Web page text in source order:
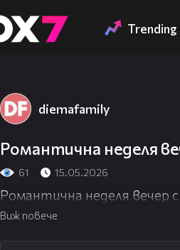
Trending
diemafamily
Романтична неделя
61 15.05.2026
Романтична неделя вечер
Виж повече